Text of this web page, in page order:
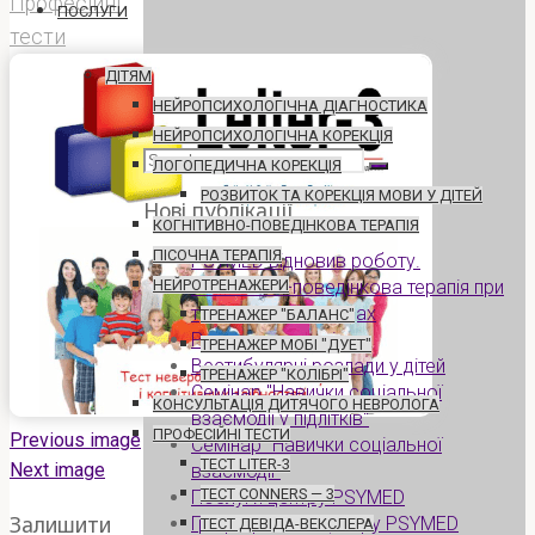
ПОСЛУГИ
ДІТЯМ
НЕЙРОПСИХОЛОГІЧНА ДІАГНОСТИКА
НЕЙРОПСИХОЛОГІЧНА КОРЕКЦІЯ
ЛОГОПЕДИЧНА КОРЕКЦІЯ
РОЗВИТОК ТА КОРЕКЦІЯ МОВИ У ДІТЕЙ
КОГНІТИВНО-ПОВЕДІНКОВА ТЕРАПІЯ
ПІСОЧНА ТЕРАПІЯ
НЕЙРОТРЕНАЖЕРИ
ТРЕНАЖЕР "БАЛАНС"
ТРЕНАЖЕР МОБІ "ДУЕТ"
ТРЕНАЖЕР "КОЛІБРІ"
КОНСУЛЬТАЦІЯ ДИТЯЧОГО НЕВРОЛОГА
ПРОФЕСІЙНІ ТЕСТИ
ТЕСТ LITER-3
ТЕСТ CONNERS — 3
ТЕСТ ДЕВІДА-ВЕКСЛЕРА
тести
Previous image
Next image
Залишити
Search
for:
Нові публікації
PSYMED відновив роботу.
Когнітивно-поведінкова терапія при
тревожних розладах
Розлучення та діти
Вестибулярні розлади у дітей
Семінар "Навички соціальної
взаємодії у підлітків"
Семінар "Навички соціальної
взаємодії"
Послуги центру PSYMED
Графік роботи центру PSYMED